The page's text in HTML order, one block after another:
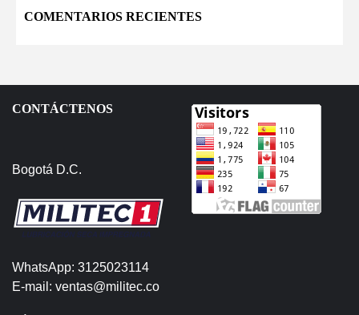
COMENTARIOS RECIENTES
CONTÁCTENOS
Bogotá D.C.
WhatsApp: 3125023114
E-mail: ventas@militec.co